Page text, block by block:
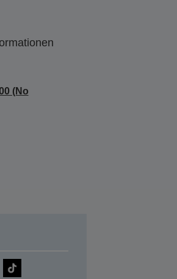
(No